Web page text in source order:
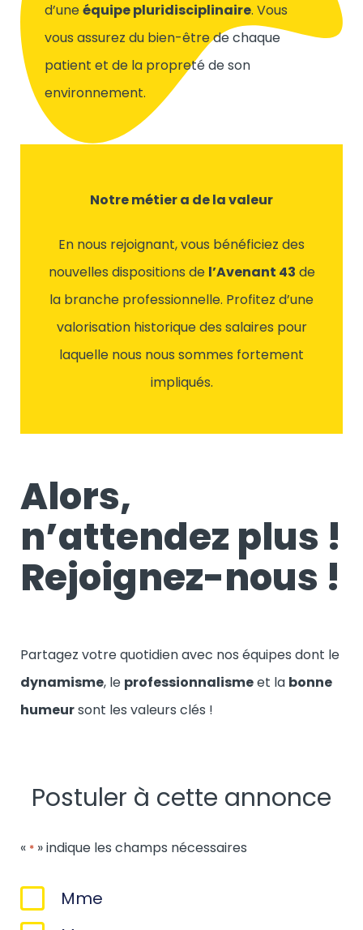
d’uneéquipe pluridisciplinaire. Vous
vous assurez du bien-être de chaque
patient et de la propreté de son
environnement.
Notre métier a de la valeur
En nous rejoignant, vous bénéficiez des
nouvelles dispositions de l’Avenant 43 de
la branche professionnelle. Profitez d’une
valorisation historique des salaires pour
laquelle nous nous sommes fortement
impliqués.
Alors,
n’attendez plus !
Rejoignez-nous !
Partagez votre quotidien avec nos équipes dont le
dynamisme, le professionnalismeet la bonne
humeursont les valeurs clés !
Postuler à cette annonce
« * » indique les champs nécessaires
Sexe
Mme